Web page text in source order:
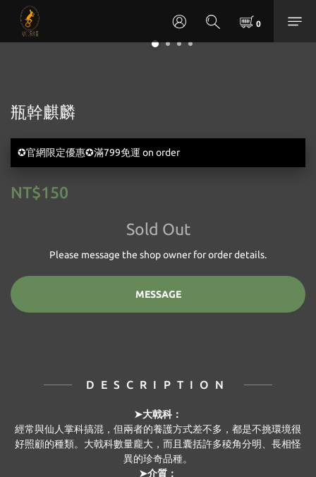
瓶幹麒麟
✪官網限定優惠✪滿799免運 on order
NT$150
Sold Out
Please message the shop owner for order details.
MESSAGE
DESCRIPTION
➤大戟科：
經常與仙人掌科搞混，但兩者的養護方式差不多，都是不挑環境很
好照顧的種類。大戟科數量龐大，而且囊括許多稜角分明、長相怪
異的珍奇品種。
➤介質：